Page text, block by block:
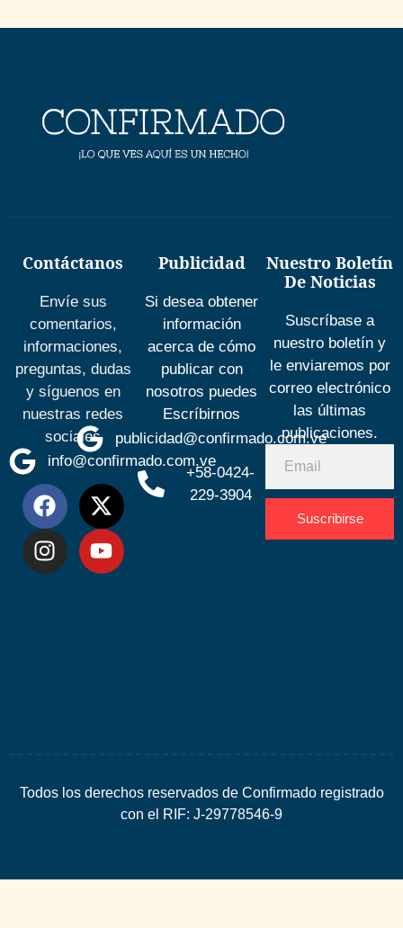
Contáctanos
Envíe sus
comentarios,
informaciones,
preguntas, dudas
y síguenos en
nuestras redes
sociales
info@confirmado.com.ve
Publicidad
Si desea obtener
información
acerca de cómo
publicar con
nosotros puedes
Escríbirnos
publicidad@confirmado.com.ve
+58-0424-
229-3904
Nuestro Boletín
De Noticias
Suscríbase a
nuestro boletín y
le enviaremos por
correo electrónico
las últimas
publicaciones.
Suscribirse
Todos los derechos reservados de Confirmado registrado
con el RIF: J-29778546-9